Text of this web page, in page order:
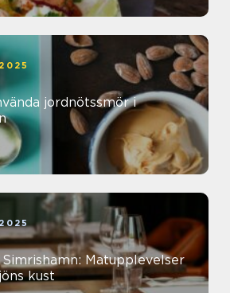
jordnötssmör i
Simrishamn: Matupplevelser
kust